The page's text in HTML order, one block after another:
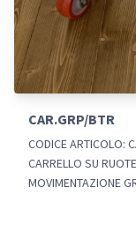
CAR.GRP/BTR
CODICE ARTICOLO:
CARRELLO SU
MOVIMENTAZIONE